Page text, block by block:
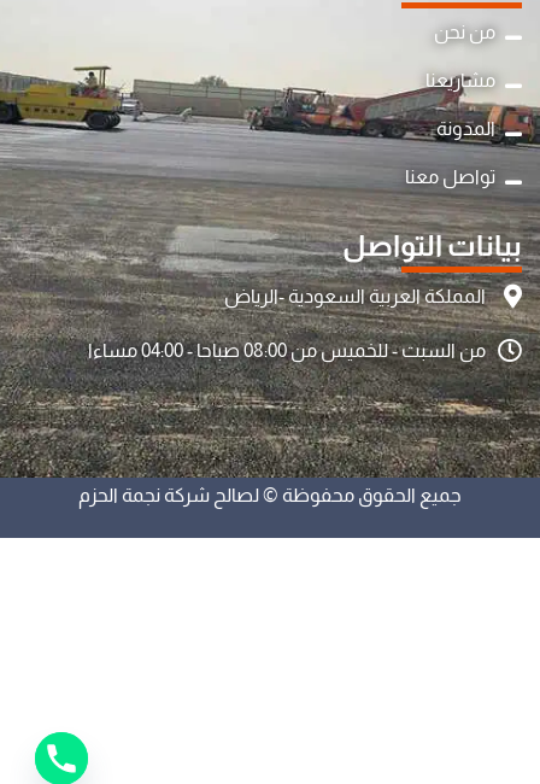
من نحن
مشاريعنا
المدونة
تواصل معنا
بيانات التواصل
المملكة العربية السعودية -الرياض
من السبت - للخميس من 08:00 صباحا - 04:00 مساءا
جميع الحقوق محفوظة © لصالح شركة نجمة الحزم
d
e